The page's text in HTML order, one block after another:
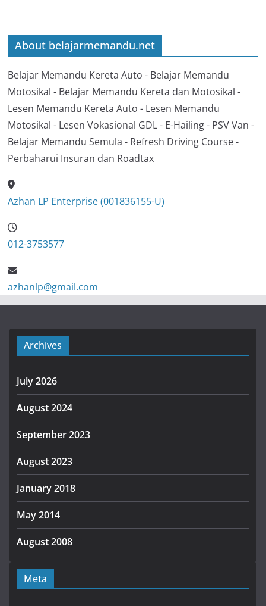
About belajarmemandu.net
Belajar Memandu Kereta Auto - Belajar Memandu
Motosikal - Belajar Memandu Kereta dan Motosikal -
Lesen Memandu Kereta Auto - Lesen Memandu
Motosikal - Lesen Vokasional GDL - E-Hailing - PSV Van -
Belajar Memandu Semula - Refresh Driving Course -
Perbaharui Insuran dan Roadtax
Azhan LP Enterprise (001836155-U)
012-3753577
azhanlp@gmail.com
Archives
July 2026
August 2024
September 2023
August 2023
January 2018
May 2014
August 2008
Meta